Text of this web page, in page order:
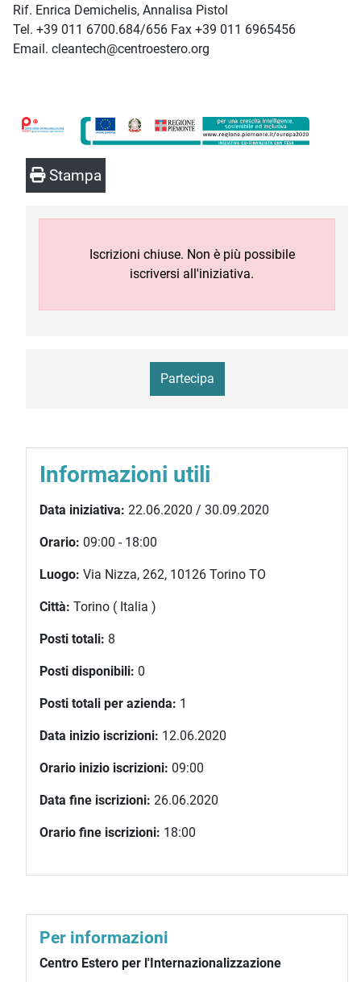
Rif. Enrica Demichelis, Annalisa Pistol
Tel. +39 011 6700.684/656 Fax +39 011 6965456
Email. cleantech@centroestero.org
Stampa
Iscrizioni chiuse. Non è più possibile
iscriversi all'iniziativa.
Partecipa
Informazioni utili
Data iniziativa: 22.06.2020 / 30.09.2020
Orario: 09:00 - 18:00
Luogo: Via Nizza, 262, 10126 Torino TO
Città: Torino ( Italia )
Posti totali: 8
Posti disponibili: 0
Posti totali per azienda: 1
Data inizio iscrizioni: 12.06.2020
Orario inizio iscrizioni: 09:00
Data fine iscrizioni: 26.06.2020
Orario fine iscrizioni: 18:00
Per informazioni
Centro Estero per l'Internazionalizzazione